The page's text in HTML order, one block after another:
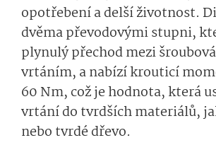
opotřebení a delší životnost.
dvěma převodovými stupni,
plynulý přechod mezi
vrtáním, a nabízí krouticí
60 Nm, což je hodnota, která
vrtání do tvrdších materiálů,
nebo tvrdé dřevo.